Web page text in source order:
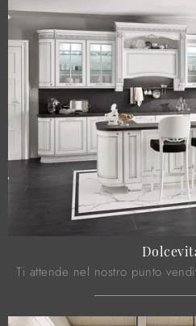
Ti attende nel nostro punto